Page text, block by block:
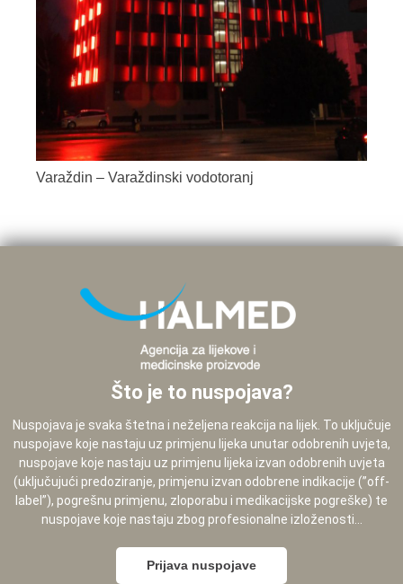
Varaždin – Varaždinski vodotoranj
Što je to nuspojava?
Nuspojava je svaka štetna i neželjena reakcija na lijek. To uključuje
nuspojave koje nastaju uz primjenu lijeka unutar odobrenih uvjeta,
nuspojave koje nastaju uz primjenu lijeka izvan odobrenih uvjeta
(uključujući predoziranje, primjenu izvan odobrene indikacije (”off-
label”), pogrešnu primjenu, zloporabu i medikacijske pogreške) te
nuspojave koje nastaju zbog profesionalne izloženosti...
Prijava nuspojave